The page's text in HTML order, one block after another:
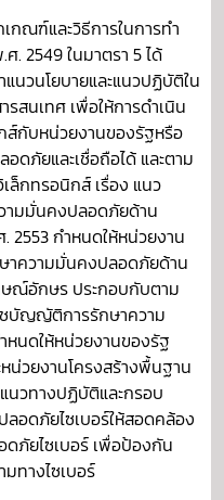
ณฑ์และวิธีการในการทำ
. 2549 ในมาตรา 5 ได้
นวนโยบายและแนวปฏิบัติใน
สนเทศ เพื่อให้การดำเนิน
ส์กับหน่วยงานของรัฐหรือ
ดภัยและเชื่อถือได้ และตาม
ล็กทรอนิกส์ เรื่อง แนว
ามมั่นคงปลอดภัยด้าน
2553 กำหนดให้หน่วยงาน
าความมั่นคงปลอดภัยด้าน
ษณ์อักษร ประกอบกับตาม
ชบัญญัติการรักษาความ
นดให้หน่วยงานของรัฐ
น่วยงานโครงสร้างพื้นฐาน
นวทางปฏิบัติและกรอบ
อดภัยไซเบอร์ให้สอดคล้อง
ภัยไซเบอร์ เพื่อป้องกัน
ทางไซเบอร์